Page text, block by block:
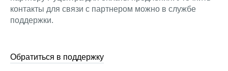
контакты для связи с партнером можно в службе
поддержки.
Обратиться в поддержку